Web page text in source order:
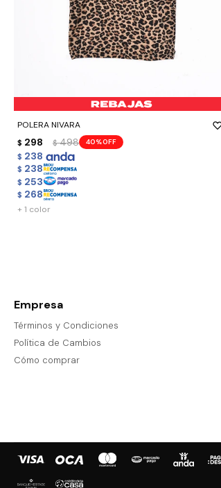
POLERA NIVARA
$ 298 $ 498 40
$ 238
$ 238
$ 253
$ 268
- +
+ 1 color
Empresa
Términos y Condiciones
Política de Cambios
Cómo comprar